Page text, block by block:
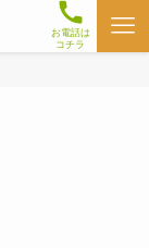
お電話は
コチラ